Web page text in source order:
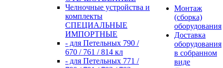
Челночные устройства и
комплекты
СПЕЦИАЛЬНЫЕ
ИМПОРТНЫЕ
- для Петельных 790 /
670 / 761 / 814 кл
- для Петельных 771 /
Монтаж
(сборка)
оборудования
Доставка
оборудования
в собранном
виде